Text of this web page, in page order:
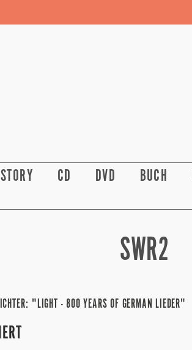
CD DVD BUCH
SWR2
"LIGHT - 800 YEARS OF GERMAN LIEDER"